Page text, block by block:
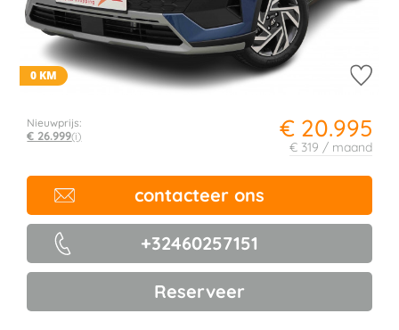
0 KM
€ 20.995
€ 319 / maand
Nieuwprijs:
€ 26.999(i)
contacteer ons
+32460257151
Reserveer